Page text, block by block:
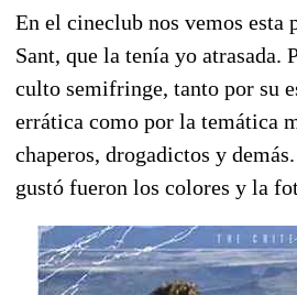
En el cineclub nos vemos esta
Sant, que la tenía yo atrasada.
culto semifringe, tanto por su
errática como por la temática
chaperos, drogadictos y
gustó fueron los colores y la